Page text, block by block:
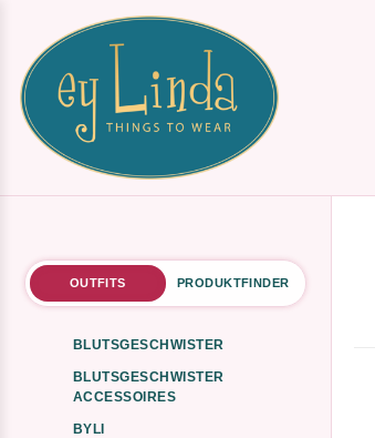
OUTFITS PRODUKTFINDER
BLUTSGESCHWISTER
BLUTSGESCHWISTER
ACCESSOIRES
BYLI